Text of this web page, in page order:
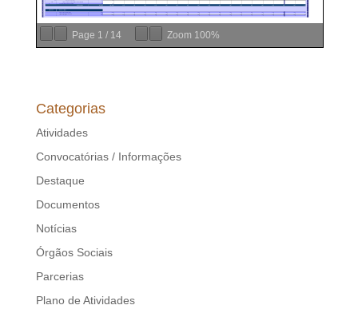
Page 1 / 14 Zoom 100%
Categorias
Atividades
Convocatórias / Informações
Destaque
Documentos
Notícias
Órgãos Sociais
Parcerias
Plano de Atividades